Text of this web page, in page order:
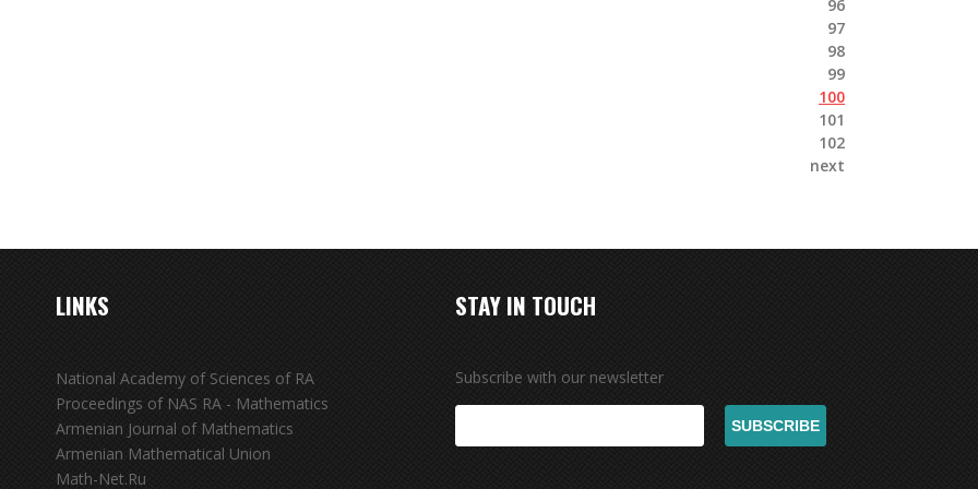
96
97
98
99
100
101
102
next
LINKS
National Academy of Sciences of RA
Proceedings of NAS RA - Mathematics
Armenian Journal of Mathematics
Armenian Mathematical Union
Math-Net.Ru
STAY IN TOUCH
Subscribe with our newsletter